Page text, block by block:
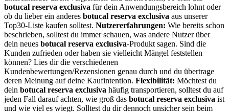
botucal reserva exclusiva für dein Anwendungsbereich lohnt oder
ob du lieber ein anderes botucal reserva exclusiva aus unserer
Top30-Liste kaufen solltest. Nutzererfahrungen: Wie bereits schon
beschrieben, solltest du immer schauen, was andere Nutzer über
dein neues botucal reserva exclusiva-Produkt sagen. Sind die
Kunden zufrieden oder haben sie vielleicht Mängel feststellen
können? Lies dir die verschiedenen
Kundenbewertungen/Rezensionen genau durch und du übertrage
deren Meinung auf deine Kaufintention. Flexibilität: Möchtest du
dein botucal reserva exclusiva häufig transportieren, solltest du auf
jeden Fall darauf achten, wie groß das botucal reserva exclusiva ist
und wie viel es wiegt. Solltest du dir dennoch unsicher sein beim